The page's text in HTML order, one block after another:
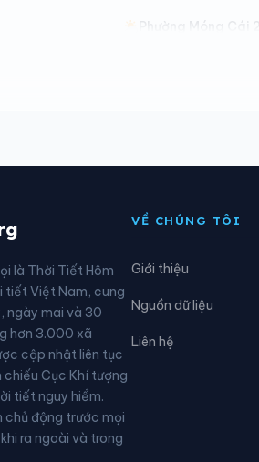
Phường Móng Cái 2
Xã Lương Minh
là Thời Tiết Hôm
tiết Việt Nam, cung
ngày mai và 30
hơn 3.000 xã
cập nhật liên tục
Cục Khí tượng
tiết nguy hiểm.
chủ động trước mọi
ra ngoài và trong
VỀ CHÚNG TÔI
Giới thiệu
Nguồn dữ liệu
Liên hệ